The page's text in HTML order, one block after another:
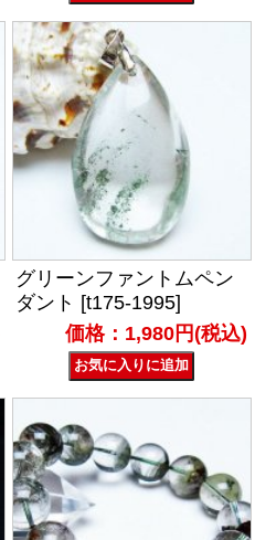
グリーンファントムペン
ダント [t175-1995]
価格：1,980円(税込)